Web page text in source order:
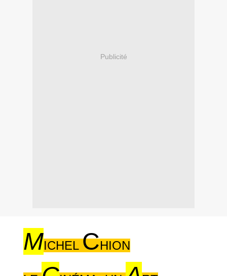
Publicité
MICHEL CHION